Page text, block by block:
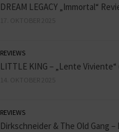
DREAM LEGACY „Immortal“
REVIEWS
LITTLE KING – „Lente Viviente“
REVIEWS
Dirkschneider & The Old Gang –